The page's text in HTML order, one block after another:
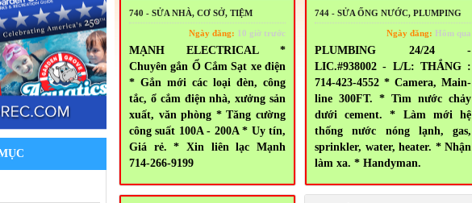
740 - SỬA NHÀ, CƠ SỞ, TIỆM
Ngày đăng: 10 giờ trước
MẠNH ELECTRICAL *
Chuyên gắn Ổ Cắm Sạt xe điện
* Gắn mới các loại đèn, công
tắc, ổ cắm điện nhà, xưởng sản
xuất, văn phòng * Tăng cường
công suất 100A - 200A * Uy tín,
Giá rẻ. * Xin liên lạc Mạnh
714-266-9199
744 - SỬA ỐNG NƯỚC, PLUMPING
Ngày đăng: Hôm qua
PLUMBING 24/24 -
LIC.#938002 - L/L: THẮNG :
714-423-4552 * Camera, Main-
line 300FT. * Tìm nước chảy
dưới cement. * Làm mới hệ
thống nước nóng lạnh, gas,
sprinkler, water, heater. * Nhận
làm xa. * Handyman.